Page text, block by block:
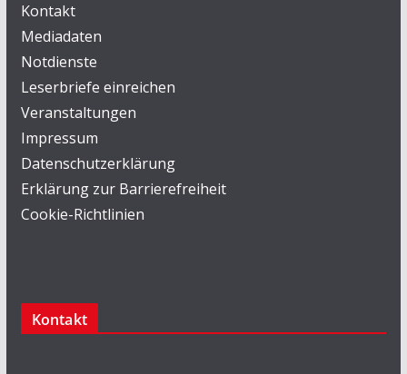
Kontakt
Mediadaten
Notdienste
Leserbriefe einreichen
Veranstaltungen
Impressum
Datenschutzerklärung
Erklärung zur Barrierefreiheit
Cookie-Richtlinien
Kontakt